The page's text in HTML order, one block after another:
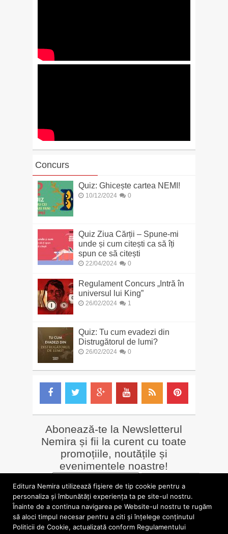
Concurs
Quiz: Ghicește cartea NEMI!
10/12/2024 0
Quiz Ziua Cărții – Spune-mi
unde și cum citești ca să îți
spun ce să citești
22/04/2024 0
Regulament Concurs „Intră în
universul lui King”
26/02/2024 1
Quiz: Tu cum evadezi din
Distrugătorul de lumi?
26/02/2024 0
Abonează-te la Newsletterul
Nemira și fii la curent cu toate
promoțiile, noutățile și
evenimentele noastre!
LIBRĂRII online
» Librăria Online Nemira
Alte siteuri
»Nemira Media
Editura Nemira utilizează fişiere de tip cookie pentru a
personaliza și îmbunătăți experiența ta pe site-ul nostru.
Înainte de a continua navigarea pe Website-ul nostru te rugăm
să aloci timpul necesar pentru a citi și înțelege conținutul
Politicii de Cookie, actualizată conform Regulamentului